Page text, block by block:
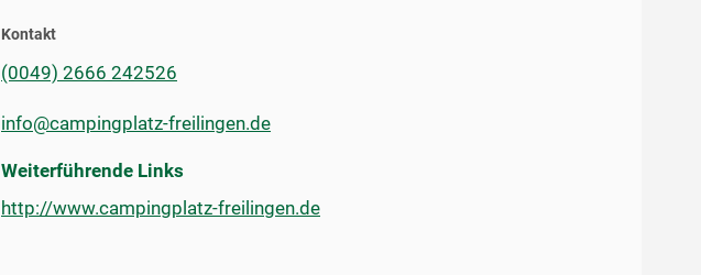
Kontakt
(0049) 2666 242526
info@campingplatz-freilingen.de
Weiterführende Links
http://www.campingplatz-freilingen.de